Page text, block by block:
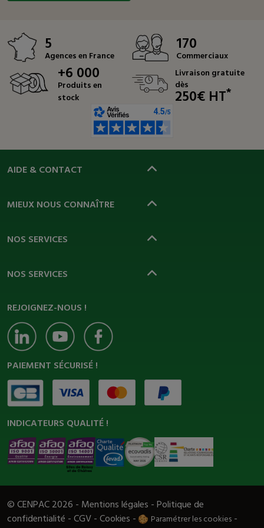
5
Agences en France
170
Commerciaux
+6 000
Produits en
stock
Livraison gratuite
dès
250€ HT*
AIDE & CONTACT
MIEUX NOUS CONNAÎTRE
NOS SERVICES
NOS SERVICES
REJOIGNEZ-NOUS !
PAIEMENT SÉCURISÉ !
INDICATEURS QUALITÉ !
© CENPAC 2026 - Mentions légales -Politique de
confidentialité -CGV-Cookies - Paramétrer les cookies -